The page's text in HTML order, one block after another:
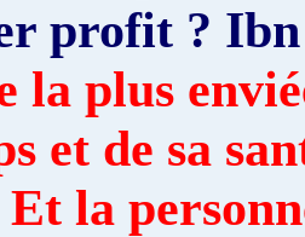
profit ?
la plus
et de sa
la